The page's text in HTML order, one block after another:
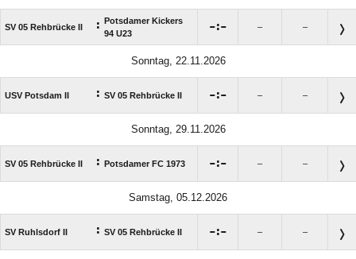
SV 05 Rehbrücke II :
Potsdamer Kickers
94 U23
: – –
Sonntag, 22.11.2026
USV Potsdam II : SV 05 Rehbrücke II : – –
Sonntag, 29.11.2026
SV 05 Rehbrücke II : Potsdamer FC 1973 : – –
Samstag, 05.12.2026
SV Ruhlsdorf II : SV 05 Rehbrücke II : – –